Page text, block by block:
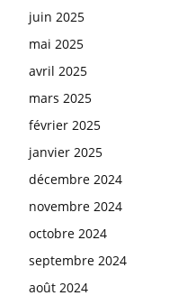
juin 2025
mai 2025
avril 2025
mars 2025
février 2025
janvier 2025
décembre 2024
novembre 2024
octobre 2024
septembre 2024
août 2024